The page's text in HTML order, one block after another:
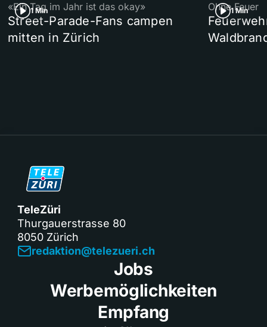
1 Min
«Ein Tag im Jahr ist das okay»
Street-Parade-Fans campen
mitten in Zürich
1 Min
Ohne Feuer
TeleZüri
Thurgauerstrasse 80
8050 Zürich
redaktion@telezueri.ch
Jobs
Werbemöglichkeiten
Empfang